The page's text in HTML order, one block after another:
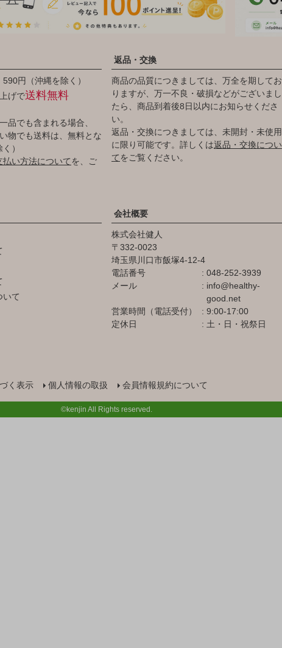
円（沖縄を除く）
げで送料無料
品でも含まれる場合、
物でも送料は、無料とな
）
払い方法についてを、ご
返品・交換
商品の品質につきましては、万全を期してお
りますが、万一不良・破損などがございまし
たら、商品到着後8日以内にお知らせくださ
い。
返品・交換につきましては、未開封・未使用
に限り可能です。詳しくは返品・交換につい
てをご覧ください。
いて
会社概要
株式会社健人
332-0023
埼玉県川口市飯塚4-12-4
電話番号
048-252-3939
メール
info@healthy-
good.net
営業時間（電話受付）
9:00-17:00
定休日
土・日・祝祭日
く表示 個人情報の取扱 会員情報規約について
©kenjin All Rights reserved.